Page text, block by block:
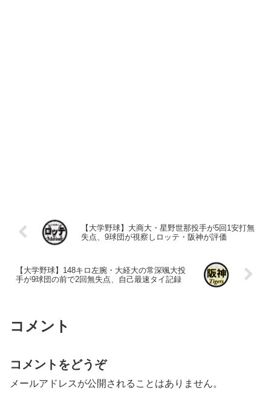
【大学野球】大商大・星野世那投手が5回1安打無
失点、9球団が視察しロッテ・阪神が評価
【大学野球】148キロ左腕・大経大の常深颯大投
手が9球団の前で2回無失点、自己最速タイ記録
コメント
コメントをどうぞ
メールアドレスが公開されることはありません。